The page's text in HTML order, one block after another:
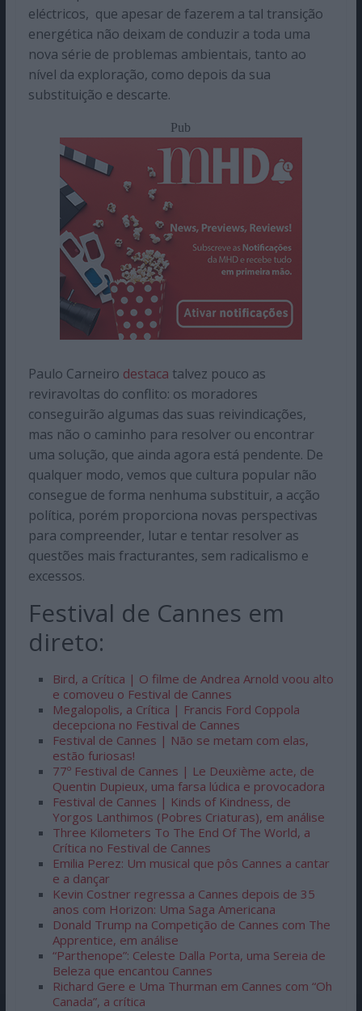
eléctricos, que apesar de fazerem a tal transição
energética não deixam de conduzir a toda uma
nova série de problemas ambientais, tanto ao
nível da exploração, como depois da sua
substituição e descarte.
Pub
Paulo Carneiro destaca talvez pouco as
reviravoltas do conflito: os moradores
conseguirão algumas das suas reivindicações,
mas não o caminho para resolver ou encontrar
uma solução, que ainda agora está pendente. De
qualquer modo, vemos que cultura popular não
consegue de forma nenhuma substituir, a acção
política, porém proporciona novas perspectivas
para compreender, lutar e tentar resolver as
questões mais fracturantes, sem radicalismo e
excessos.
Festival de Cannes em
direto:
Bird, a Crítica | O filme de Andrea Arnold voou alto
e comoveu o Festival de Cannes
Megalopolis, a Crítica | Francis Ford Coppola
decepciona no Festival de Cannes
Festival de Cannes | Não se metam com elas,
estão furiosas!
77º Festival de Cannes | Le Deuxième acte, de
Quentin Dupieux, uma farsa lúdica e provocadora
Festival de Cannes | Kinds of Kindness, de
Yorgos Lanthimos (Pobres Criaturas), em análise
Three Kilometers To The End Of The World, a
Crítica no Festival de Cannes
Emilia Perez: Um musical que pôs Cannes a cantar
e a dançar
Kevin Costner regressa a Cannes depois de 35
anos com Horizon: Uma Saga Americana
Donald Trump na Competição de Cannes com The
Apprentice, em análise
“Parthenope”: Celeste Dalla Porta, uma Sereia de
Beleza que encantou Cannes
Richard Gere e Uma Thurman em Cannes com “Oh
Canada”, a crítica